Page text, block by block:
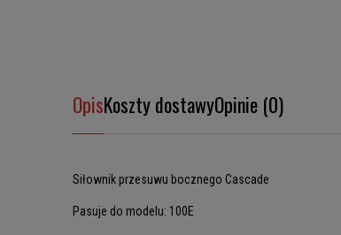
OpisKoszty dostawyOpinie (0)
Siłownik przesuwu bocznego Cascade
Pasuje do modelu: 100E